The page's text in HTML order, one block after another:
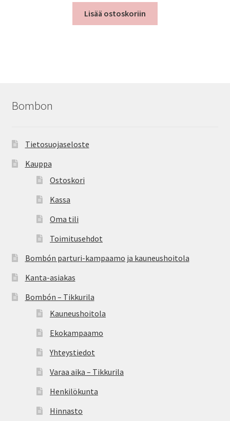
Lisää ostoskoriin
Bombon
Tietosuojaseloste
Kauppa
Ostoskori
Kassa
Oma tili
Toimitusehdot
Bombón parturi-kampaamo ja kauneushoitola
Kanta-asiakas
Bombón – Tikkurila
Kauneushoitola
Ekokampaamo
Yhteystiedot
Varaa aika – Tikkurila
Henkilökunta
Hinnasto